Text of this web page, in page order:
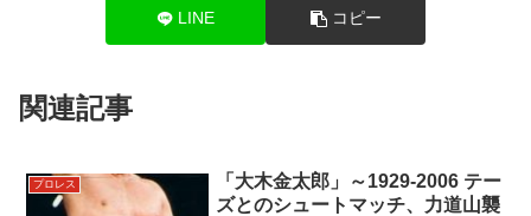
LINE コピー
関連記事
プロレス
「大木金太郎」～1929-2006 テー
ズとのシュートマッチ、力道山襲